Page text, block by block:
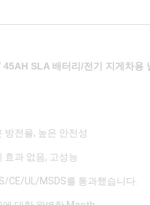
SLA 배터리/전기 지게차용
방전율, 높은 안전성
효과 없음, 고성능
CE/UL/MSDS를 통과했습니다.